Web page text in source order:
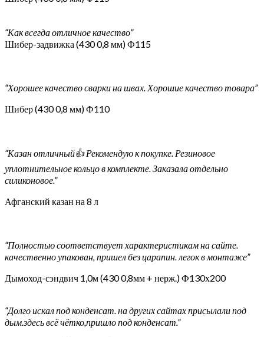
“Как всегда отличное качество”
Шибер-задвижка (430 0,8 мм) Ф115
“Хорошее качество сварки на швах. Хорошие качество товара”
Шибер (430 0,8 мм) Ф110
“Казан отличный👍 Рекомендую к покупке. Резиновое
уплотнительное кольцо в комплекте. Заказала отдельно
силиконовое.”
Афганский казан на 8 л
“Полностью соответствует характеристикам на сайте.
качественно упакован, пришел без царапин. легок в монтаже”
Дымоход-сэндвич 1,0м (430 0,8мм + нерж.) Ф130х200
“Долго искал под конденсат. на других сайтах присылали под
дым.здесь всё чётко,пришло под конденсат.”